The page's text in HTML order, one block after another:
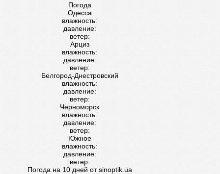
Погода
Одесса
влажность:
давление:
ветер:
Арциз
влажность:
давление:
ветер:
Белгород-Днестровский
влажность:
давление:
ветер:
Черноморск
влажность:
давление:
ветер:
Южное
влажность:
давление:
ветер:
Погода на 10 дней отsinoptik.ua